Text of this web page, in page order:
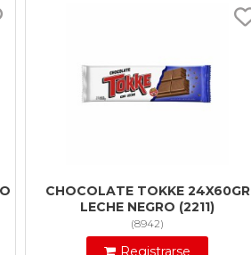
CHOCOLATE TOKKE 24X60GR
LECHE NEGRO (2211)
(8942)
Registrarse